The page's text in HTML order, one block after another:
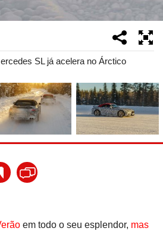
SL já acelera no Árctico
em todo o seu esplendor, mas